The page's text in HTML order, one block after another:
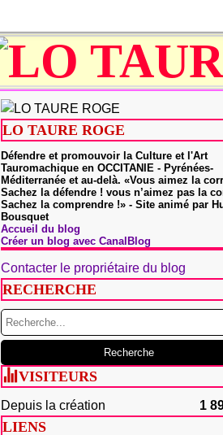
LO TAURE ROGE
Défendre et promouvoir la Culture et l'Art
Tauromachique en OCCITANIE - Pyrénées-
Méditerranée et au-delà. «Vous aimez la
Sachez la défendre ! vous n’aimez pas la
Sachez la comprendre !» - Site animé par
Bousquet
Accueil du blog
Créer un blog avec CanalBlog
Contacter le propriétaire du blog
RECHERCHE
VISITEURS
Depuis la création 1
LIENS